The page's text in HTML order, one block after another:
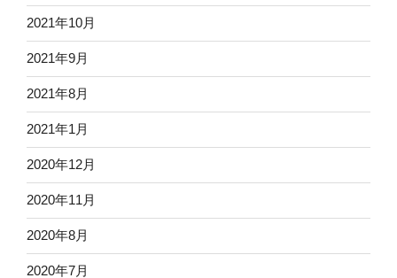
2021年10月
2021年9月
2021年8月
2021年1月
2020年12月
2020年11月
2020年8月
2020年7月